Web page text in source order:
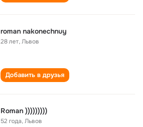
roman nakonechnuy
28 лет,Львов
Добавить в друзья
Roman )))))))))
52 года,Львов